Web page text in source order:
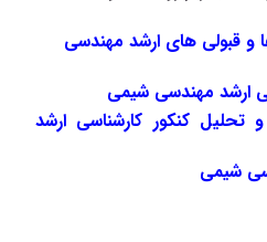
و قبولی های ارشد مهندسی
ارشد مهندسی شیمی
تحلیل کنکور کارشناسی ارشد
شیمی​